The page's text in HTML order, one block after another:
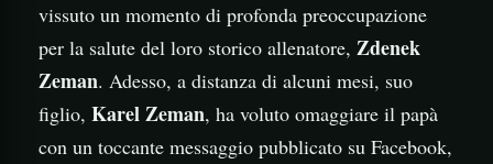
vissuto un momento di profonda preoccupazione
per la salute del loro storico allenatore, Zdenek
Zeman. Adesso, a distanza di alcuni mesi, suo
figlio, Karel Zeman, ha voluto omaggiare il papà
con un toccante messaggio pubblicato su Facebook,